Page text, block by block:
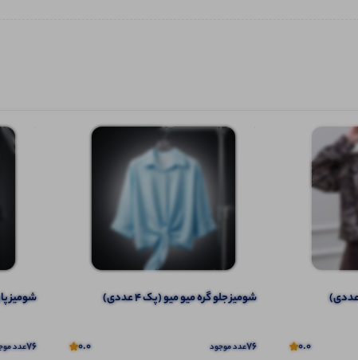
0.0
شومیز جلو گره میو‌ میو (پک 4 عددی)
76عدد موجود 0.0
شومیز
76عدد